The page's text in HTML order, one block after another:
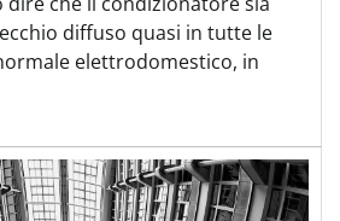
diffuso quasi in tutte le
elettrodomestico, in